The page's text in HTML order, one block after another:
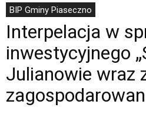
zagospodarowaniem
terenu”
strona
Miasta
Gminy
Piaseczno".
BIP Gminy Piaseczno
Interpelacja w
inwestycyjnego
Julianowie wraz